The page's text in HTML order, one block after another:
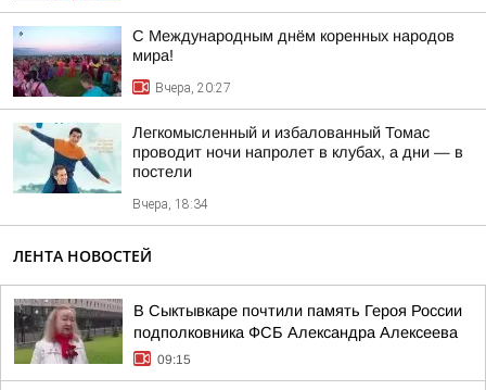
С Международным днём коренных народов
мира!
Вчера, 20:27
Легкомысленный и избалованный Томас
проводит ночи напролет в клубах, а дни — в
постели
Вчера, 18:34
ЛЕНТА НОВОСТЕЙ
В Сыктывкаре почтили память Героя России
подполковника ФСБ Александра Алексеева
09:15